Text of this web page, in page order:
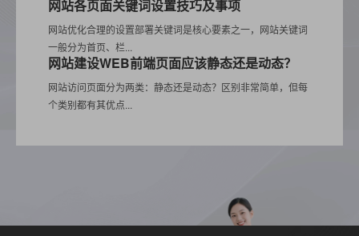
网站各页面关键词设置技巧及事项
网站优化合理的设置部署关键词是核心要素之一，网站关键词
一般分为首页、栏...
网站建设WEB前端页面应该静态还是动态？
网站访问页面分为两类：静态还是动态？区别非常简单，但每
个类别都有其优点...